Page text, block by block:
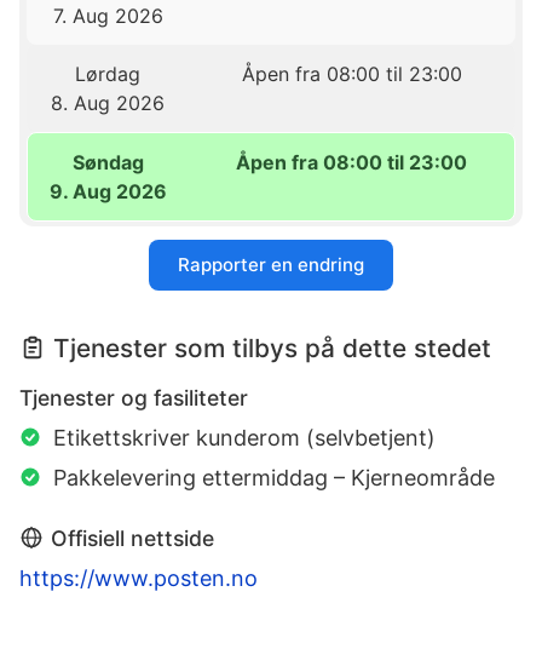
7. Aug 2026
Lørdag
8. Aug 2026
Åpen fra 08:00 til 23:00
Søndag
9. Aug 2026
Åpen fra 08:00 til 23:00
Rapporter en endring
Tjenester som tilbys på dette stedet
Tjenester og fasiliteter
Etikettskriver kunderom (selvbetjent)
Pakkelevering ettermiddag – Kjerneområde
Offisiell nettside
https://www.posten.no